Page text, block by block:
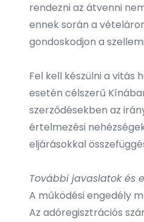
rendezni az átvenni
ennek során a
gondoskodjon a
Fel kell készülni a
esetén célszerű
szerződésekben az
értelmezési
eljárásokkal
További javaslatok és
A működési engedély
Az adóregisztrációs